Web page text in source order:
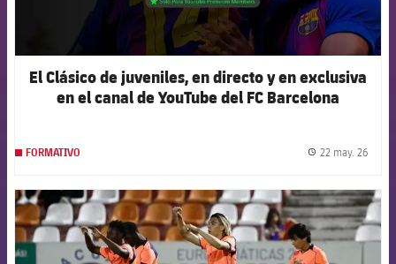
El Clásico de juveniles, en directo y en exclusiva
en el canal de YouTube del FC Barcelona
FORMATIVO 22 may. 26
FCB Barcelona badge